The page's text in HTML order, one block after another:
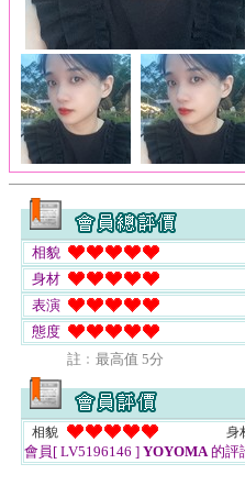
相貌
身材
表演
態度
註﹕最高值 5分
相貌 身
會員[ LV5196146 ] YOYOMA的評